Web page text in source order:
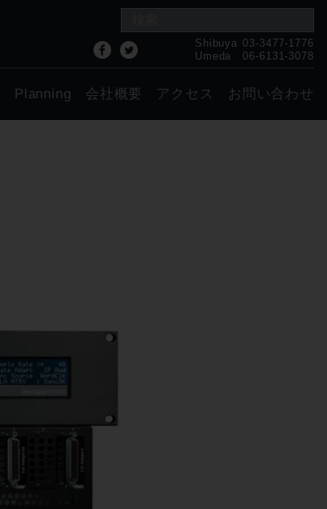
Shibuya 03-3477-1776
Umeda
06-6131-3078
Planning 会社概要 アクセス お問い合わせ